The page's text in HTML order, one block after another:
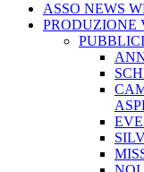
ASSO NEWS
PRODUZIONE